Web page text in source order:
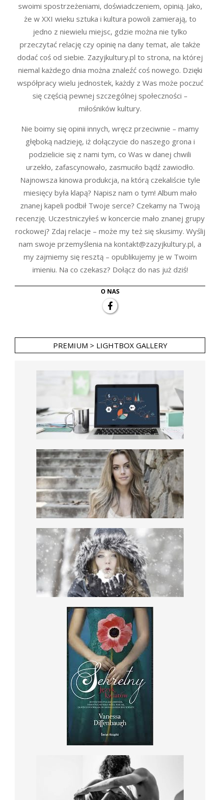
swoimi spostrzeżeniami, doświadczeniem, opinią. Jako,
że w XXI wieku sztuka i kultura powoli zamierają, to
jedno z niewielu miejsc, gdzie można nie tylko
przeczytać relację czy opinię na dany temat, ale także
dodać coś od siebie. Zazyjkultury.pl to strona, na której
niemal każdego dnia można znaleźć coś nowego. Dzięki
współpracy wielu jednostek, każdy z Was może poczuć
się częścią pewnej szczególnej społeczności –
miłośników kultury.
Nie boimy się opinii innych, wręcz przeciwnie – mamy
głęboką nadzieję, iż dołączycie do naszego grona i
podzielicie się z nami tym, co Was w danej chwili
urzekło, zafascynowało, zasmuciło bądź zawiodło.
Najnowsza kinowa produkcja, na którą czekaliście tyle
miesięcy była klapą? Napisz nam o tym! Album mało
znanej kapeli podbił Twoje serce? Czekamy na Twoją
recenzję. Uczestniczyłeś w koncercie mało znanej grupy
rockowej? Zdaj relacje – może my też się skusimy. Wyślij
nam swoje przemyślenia na kontakt@zazyjkultury.pl, a
my zajmiemy się resztą – opublikujemy je w Twoim
imieniu. Na co czekasz? Dołącz do nas już dziś!
O NAS
PREMIUM > LIGHTBOX GALLERY